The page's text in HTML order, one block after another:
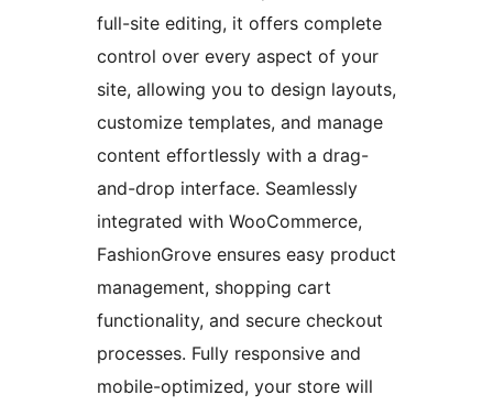
full-site editing, it offers complete
control over every aspect of your
site, allowing you to design layouts,
customize templates, and manage
content effortlessly with a drag-
and-drop interface. Seamlessly
integrated with WooCommerce,
FashionGrove ensures easy product
management, shopping cart
functionality, and secure checkout
processes. Fully responsive and
mobile-optimized, your store will